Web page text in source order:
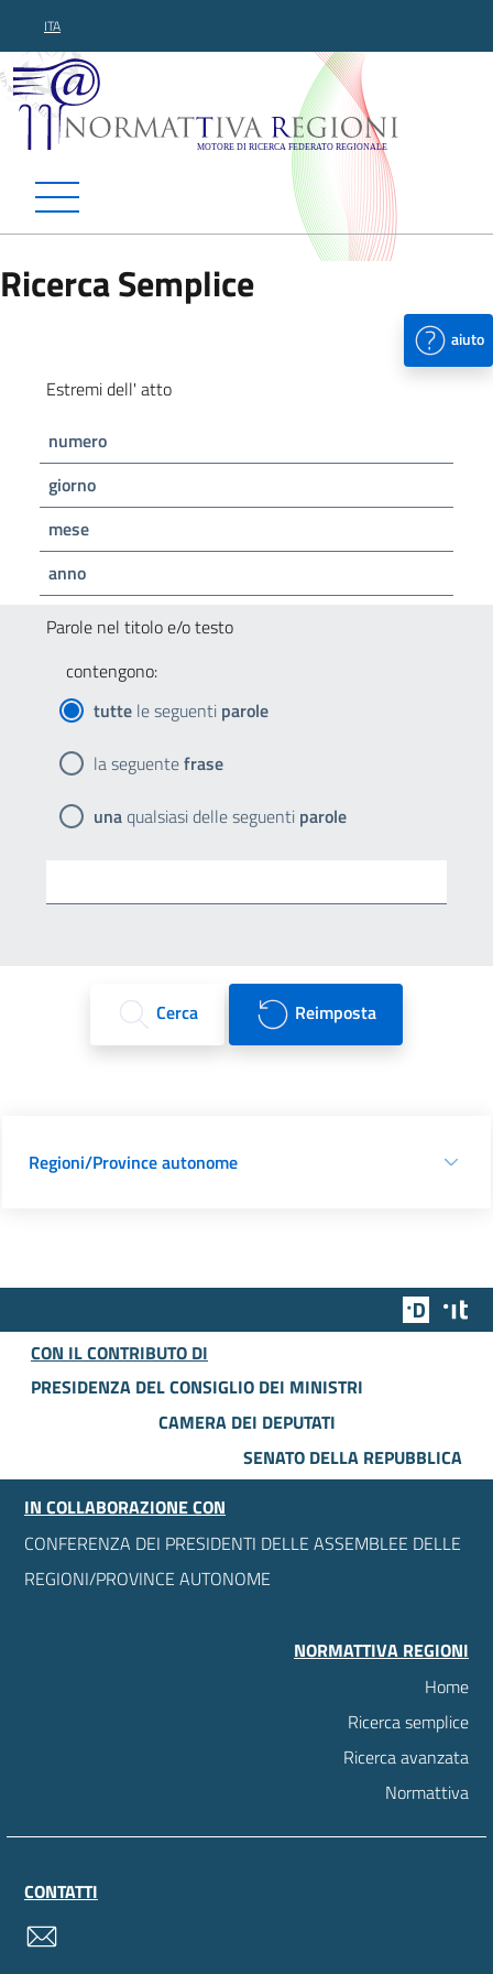
ITA
Normattiva Regioni -
Ricerca Semplice
aiuto
Estremi dell' atto
numero
giorno
mese
anno
Parole nel titolo e/o testo
contengono:
tutte le seguenti parole
la seguentefrase
unaqualsiasi delle seguenti parole
Cerca Reimposta
Regioni/Province autonome
Team
CON IL CONTRIBUTO DI
PRESIDENZA DEL CONSIGLIO DEI MINISTRI
CAMERA DEI DEPUTATI
SENATO DELLA REPUBBLICA
IN COLLABORAZIONE CON
CONFERENZA DEI PRESIDENTI DELLE ASSEMBLEE DELLE
REGIONI/PROVINCE AUTONOME
NORMATTIVA REGIONI
Home
Ricerca semplice
Ricerca avanzata
Normattiva
CONTATTI